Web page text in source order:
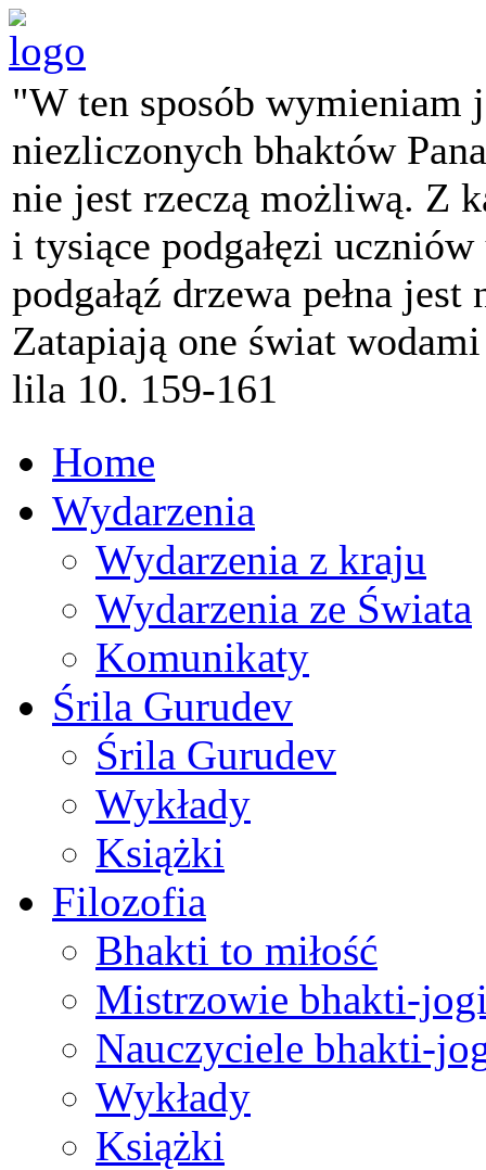
"W ten sposób wymieniam
niezliczonych bhaktów
nie jest rzeczą możliwą. Z
i tysiące podgałęzi
podgałąź drzewa pełna
Zatapiają one świat
lila 10. 159-161
Home
Wydarzenia
Wydarzenia z kraju
Wydarzenia ze Świata
Komunikaty
Śrila Gurudev
Śrila Gurudev
Wykłady
Książki
Filozofia
Bhakti to miłość
Mistrzowie bhakti-
Nauczyciele bhakti-
Wykłady
Książki